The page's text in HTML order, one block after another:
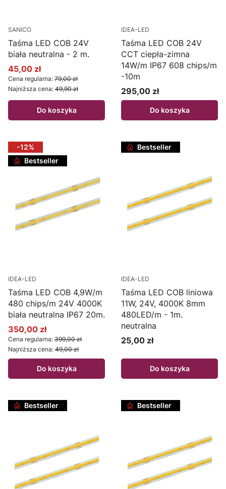
SANICO
Taśma LED COB 24V
biała neutralna - 2 m.
Cena promocyjna
45,00 zł
Cena regularna: 79,00 zł
Najniższa cena: 49,90 zł
Do koszyka
IDEA-LED
Taśma LED COB 24V
CCT ciepła-zimna
14W/m IP67 608 chips/m
-10m
Cena
295,00 zł
Do koszyka
-12%
Bestseller
IDEA-LED
Taśma LED COB 4,9W/m
480 chips/m 24V 4000K
biała neutralna IP67 20m.
Cena promocyjna
350,00 zł
Cena regularna: 399,00 zł
Najniższa cena: 49,00 zł
Do koszyka
Bestseller
IDEA-LED
Taśma LED COB liniowa
11W, 24V, 4000K 8mm
480LED/m - 1m.
neutralna
Cena
25,00 zł
Do koszyka
Bestseller Bestseller